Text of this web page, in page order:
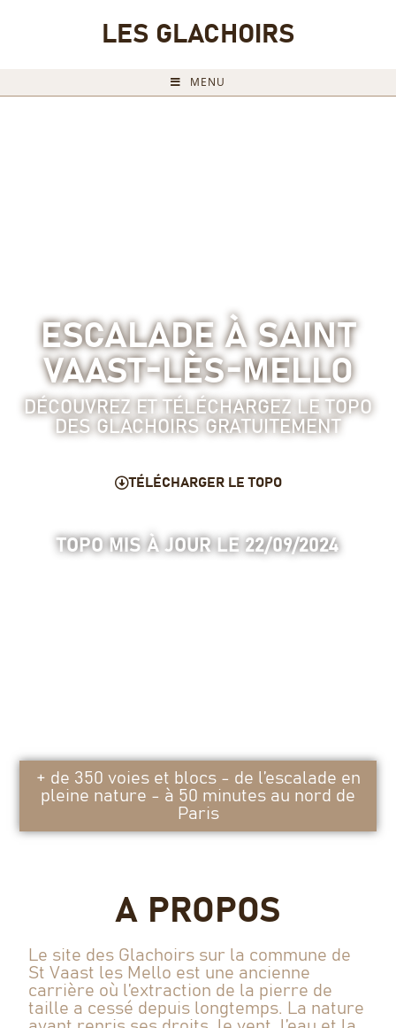
LES GLACHOIRS
MENU
ESCALADE À SAINT
VAAST-LÈS-MELLO
DÉCOUVREZ ET TÉLÉCHARGEZ LE TOPO
DES GLACHOIRS GRATUITEMENT
TÉLÉCHARGER LE TOPO
TOPO MIS À JOUR LE 22/09/2024
+ de 350 voies et blocs - de l’escalade en
pleine nature - à 50 minutes au nord de
Paris
A PROPOS
Le site des Glachoirs sur la commune de
St Vaast les Mello est une ancienne
carrière où l’extraction de la pierre de
taille a cessé depuis longtemps. La nature